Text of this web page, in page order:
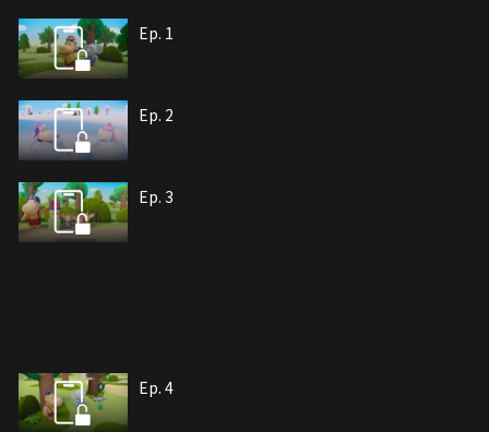
Ep. 1
Ep. 2
Ep. 3
Ep. 4